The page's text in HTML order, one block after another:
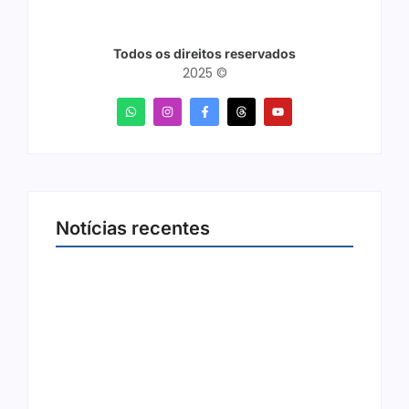
Todos os direitos reservados
2025 ©
Notícias recentes